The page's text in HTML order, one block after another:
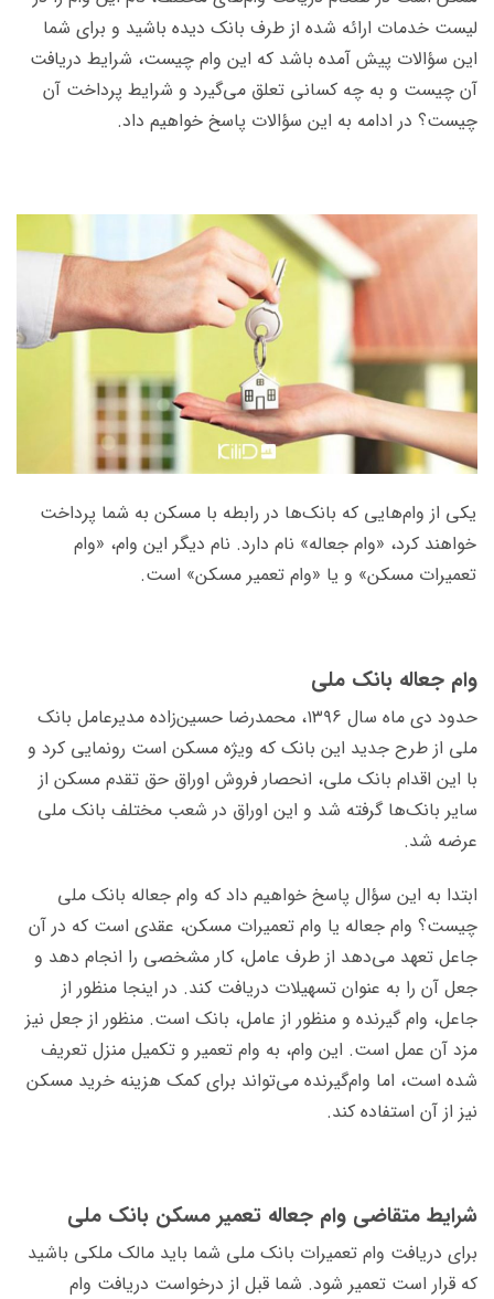
لیست خدمات ارائه شده از طرف بانک دیده باشید و برای شما
این سؤالات پیش آمده باشد که این وام چیست، شرایط دریافت
آن چیست و به چه کسانی تعلق می‌گیرد و شرایط پرداخت آن
چیست؟ در ادامه به این سؤالات پاسخ خواهیم داد.
یکی از وام‌هایی که بانک‌ها در رابطه با مسکن به شما پرداخت
خواهند کرد، «وام جعاله» نام دارد. نام دیگر این وام، «وام
تعمیرات مسکن» و یا «وام تعمیر مسکن» است.
وام جعاله بانک ملی
حدود دی ماه سال ۱۳۹۶، محمدرضا حسین‌زاده مدیرعامل بانک
ملی از طرح جدید این بانک که ویژه مسکن است رونمایی کرد و
با این اقدام بانک ملی، انحصار فروش اوراق حق تقدم مسکن از
سایر بانک‌ها گرفته شد و این اوراق در شعب مختلف بانک ملی
عرضه شد.
ابتدا به این سؤال پاسخ خواهیم داد که وام جعاله بانک ملی
چیست؟ وام جعاله یا وام تعمیرات مسکن، عقدی است که در آن
جاعل تعهد می‌دهد از طرف عامل، کار مشخصی را انجام دهد و
جعل آن را به عنوان تسهیلات دریافت کند. در اینجا منظور از
جاعل، وام گیرنده و منظور از عامل، بانک است. منظور از جعل نیز
مزد آن عمل است. این وام، به وام تعمیر و تکمیل منزل تعریف
شده است، اما وام‌گیرنده می‌تواند برای کمک هزینه خرید مسکن
نیز از آن استفاده کند.
شرایط متقاضی وام جعاله تعمیر مسکن بانک ملی
برای دریافت وام تعمیرات بانک ملی شما باید مالک ملکی باشید
که قرار است تعمیر شود. شما قبل از درخواست دریافت وام